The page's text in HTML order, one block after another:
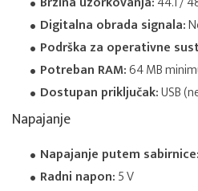
Digitalna obrada signala:
Podrška za operativne
Potreban RAM:64 MB
Dostupan priključak:USB
Napajanje
Napajanje putem sabirnice:
Radni napon:5 V